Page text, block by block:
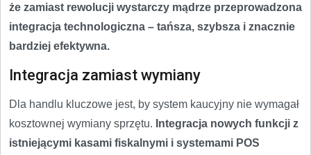
że zamiast rewolucji wystarczy mądrze przeprowadzona
integracja technologiczna – tańsza, szybsza i znacznie
bardziej efektywna.
Integracja zamiast wymiany
Dla handlu kluczowe jest, by system kaucyjny nie wymagał
kosztownej wymiany sprzętu. Integracja nowych funkcji z
istniejącymi kasami fiskalnymi i systemami POS